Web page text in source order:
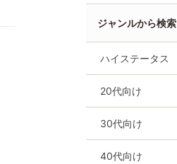
ジャンルから検索
ハイステータス
20代向け
30代向け
40代向け